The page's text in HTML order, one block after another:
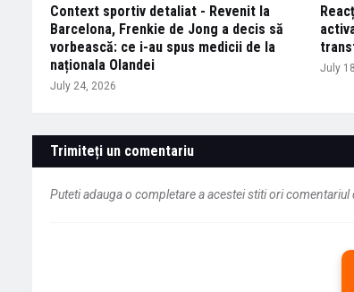
Context sportiv detaliat - Revenit la
Barcelona, Frenkie de Jong a decis să
vorbească: ce i-au spus medicii de la
naționala Olandei
July 24, 2026
July
Trimiteți un comentariu
Puteti adauga o completare a acestei stiti ori